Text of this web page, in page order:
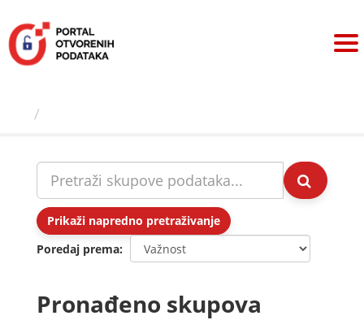
sadržaj
Prikaži napredno pretraživanje
Poredaj prema
Pronađeno skupova